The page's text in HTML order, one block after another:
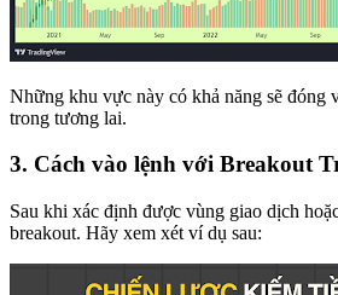
Những khu vực này có khả năng sẽ đóng
trong tương lai.
3. Cách vào lệnh với Breakout
Sau khi xác định được vùng giao dịch
breakout. Hãy xem xét ví dụ sau: